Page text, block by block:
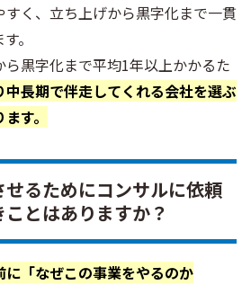
く、立ち上げから黒字化まで一貫
。
黒字化まで平均1年以上かかるた
長期で伴走してくれる会社を選ぶ
す。
るためにコンサルに依頼
とはありますか？
に「なぜこの事業をやるのか